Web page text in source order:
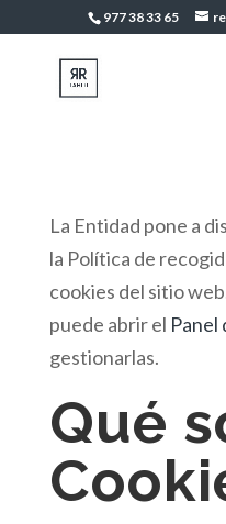
977 38 33 65
La Entidad pone a
la Política de
cookies del sitio
puede abrir el Panel
gestionarlas.
Qué